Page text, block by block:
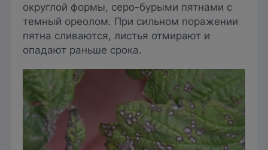
округлой формы, серо-бурыми пятнами с
темный ореолом. При сильном поражении
пятна сливаются, листья отмирают и
опадают раньше срока.